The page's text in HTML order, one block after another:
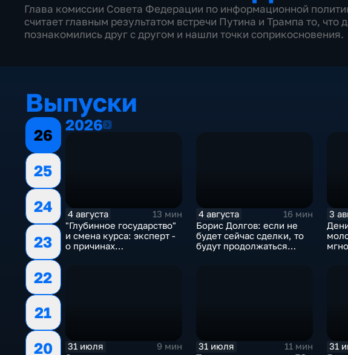
Глава комиссии Совета Федерации по информационной
считает главным результатом встречи Путина и Трампа то, что
познакомились друг с другом и нашли точки соприкосновения.
Выпуски
26
25
24
23
22
21
20
20262026
4 августа
13 мин
"Глубинное государство"
и смена курса: эксперт -
о причинах
4 августа
16 мин
Борис Долгов: если не
будет сейчас сделки, то
будут продолжаться
3
31 июля
9 мин
31 июля
11 мин
31